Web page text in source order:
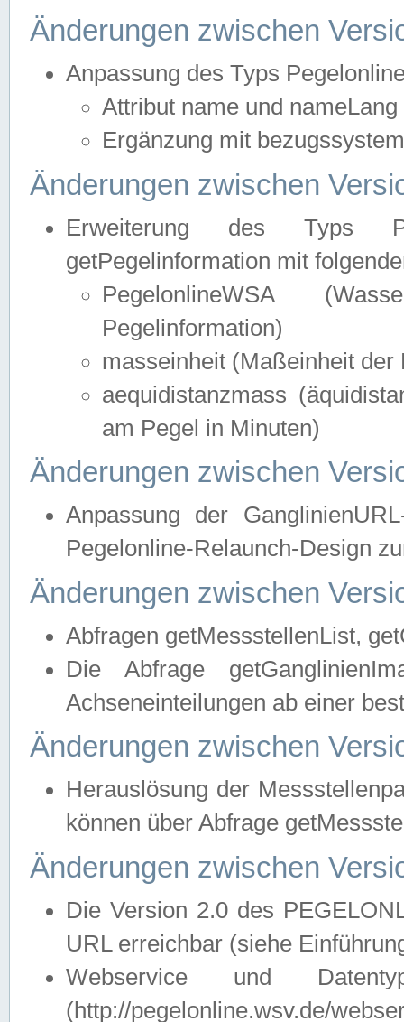
Änderungen zwischen
Anpassung des Typs
Attribut name und
Ergänzung mit
Änderungen zwischen
Erweiterung des Typs
getPegelinformation mit
PegelonlineWSA
Pegelinformation)
masseinheit (Maßeinheit der
aequidistanzmass
am Pegel in Minuten)
Änderungen zwischen
Anpassung der
Pegelonline-Relaunch-Design
Änderungen zwischen
Abfragen getMessstellenList,
Die Abfrage
Achseneinteilungen ab einer
Änderungen zwischen
Herauslösung der
können über Abfrage
Änderungen zwischen
Die Version 2.0 des
URL erreichbar (siehe
Webservice und
(http://pegelonline.wsv.de/